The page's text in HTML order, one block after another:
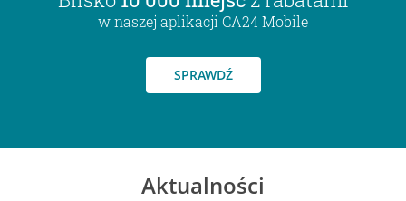
w naszej aplikacji CA24 Mobile
SPRAWDŹ
Aktualności